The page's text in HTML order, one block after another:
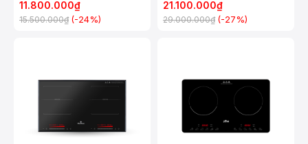
11.800.000₫
15.500.000₫ (-24%)
21.100.000₫
29.000.000₫ (-27%)